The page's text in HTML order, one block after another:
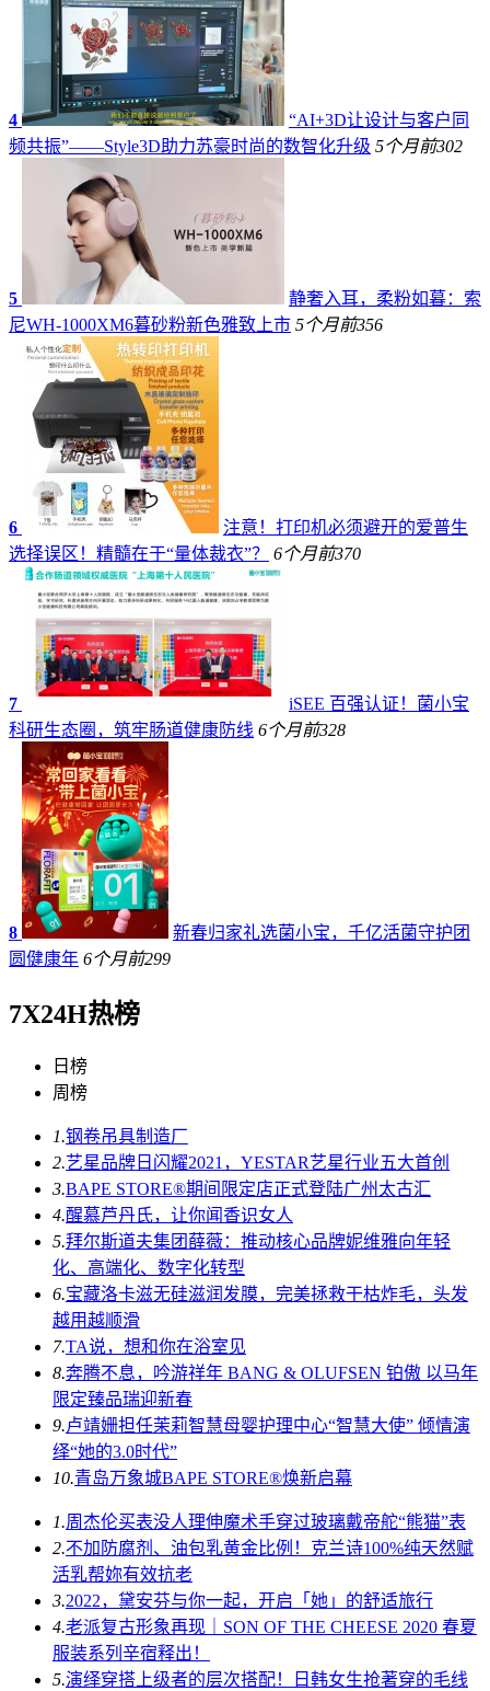
4
“AI+3D让设计与客户同
频共振”——Style3D助力苏豪时尚的数智化升级 5个月前302
5
静奢入耳，柔粉如暮：索
尼WH-1000XM6暮砂粉新色雅致上市 5个月前356
6
注意！打印机必须避开的爱普生
选择误区！精髓在于“量体裁衣”？
6个月前370
7
iSEE 百强认证！菌小宝
科研生态圈，筑牢肠道健康防线 6个月前328
8
新春归家礼选菌小宝，千亿活菌守护团
圆健康年 6个月前299
7X24H热榜
日榜
周榜
1.钢卷吊具制造厂
2.艺星品牌日闪耀2021，YESTAR艺星行业五大首创
3.BAPE STORE®期间限定店正式登陆广州太古汇
4.醒慕芦丹氏，让你闻香识女人
5.拜尔斯道夫集团薛薇：推动核心品牌妮维雅向年轻
化、高端化、数字化转型
6.宝藏洛卡滋无硅滋润发膜，完美拯救干枯炸毛，头发
越用越顺滑
7.TA说，想和你在浴室见
8.奔腾不息，吟游祥年 BANG & OLUFSEN 铂傲 以马年
限定臻品瑞迎新春
9.卢靖姗担任茉莉智慧母婴护理中心“智慧大使” 倾情演
绎“她的3.0时代”
10.青岛万象城BAPE STORE®焕新启幕
1.周杰伦买表没人理伸魔术手穿过玻璃戴帝舵“熊猫”表
2.不加防腐剂、油包乳黄金比例！克兰诗100%纯天然赋
活乳帮妳有效抗老
3.2022，黛安芬与你一起，开启「她」的舒适旅行
4.老派复古形象再现｜SON OF THE CHEESE 2020 春夏
服装系列辛宿释出！
5.演绎穿搭上级者的层次搭配！日韩女生抢著穿的毛线